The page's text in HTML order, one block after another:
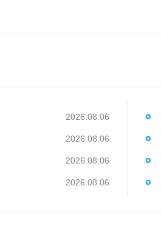
2026.08.06
2026.08.06
2026.08.06
2026.08.06